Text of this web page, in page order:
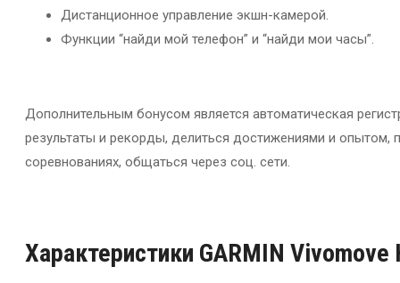
Дистанционное управление экшн-камерой.
Функции “найди мой телефон” и “найди мои часы”.
Дополнительным бонусом является автоматическая
результаты и рекорды, делиться достижениями и опытом,
соревнованиях, общаться через соц. сети.
Характеристики GARMIN Vivomove